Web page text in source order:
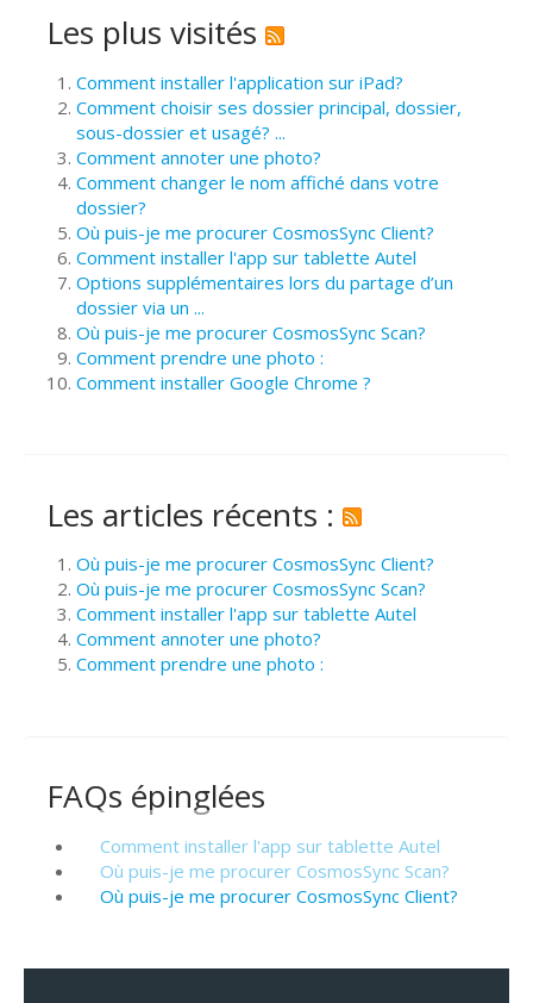
Les plus visités
Comment installer l'application sur iPad?
Comment choisir ses dossier principal, dossier,
sous-dossier et usagé? ...
Comment annoter une photo?
Comment changer le nom affiché dans votre
dossier?
Où puis-je me procurer CosmosSync Client?
Comment installer l'app sur tablette Autel
Options supplémentaires lors du partage d’un
dossier via un ...
Où puis-je me procurer CosmosSync Scan?
Comment prendre une photo :
Comment installer Google Chrome ?
Les articles récents :
Où puis-je me procurer CosmosSync Client?
Où puis-je me procurer CosmosSync Scan?
Comment installer l'app sur tablette Autel
Comment annoter une photo?
Comment prendre une photo :
FAQs épinglées
Comment installer l'app sur tablette Autel
Où puis-je me procurer CosmosSync Scan?
Où puis-je me procurer CosmosSync Client?